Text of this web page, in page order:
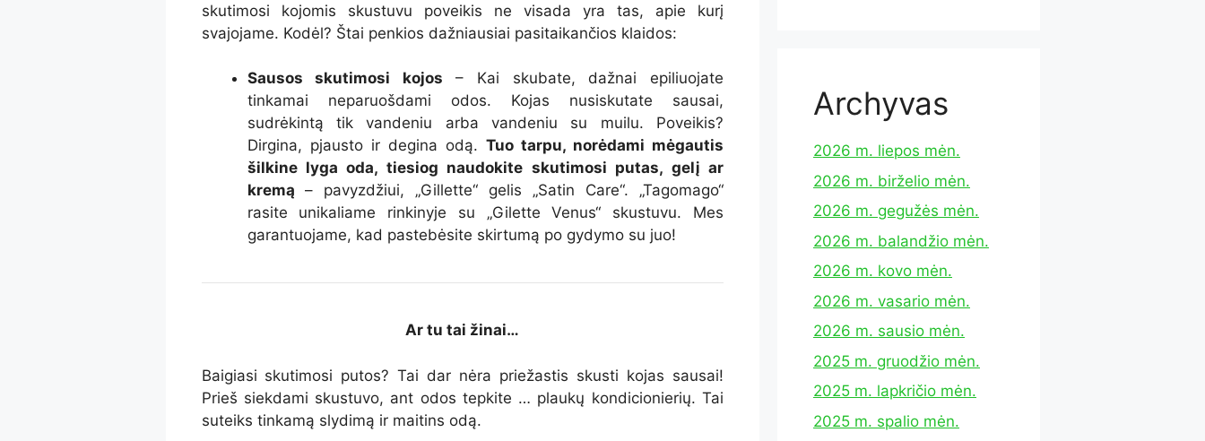
skutimosi kojomis skustuvu poveikis ne visada yra tas, apie kurį
svajojame. Kodėl? Štai penkios dažniausiai pasitaikančios klaidos:
Sausos skutimosi kojos – Kai skubate, dažnai epiliuojate
tinkamai neparuošdami odos. Kojas nusiskutate sausai,
sudrėkintą tik vandeniu arba vandeniu su muilu. Poveikis?
Dirgina, pjausto ir degina odą. Tuo tarpu, norėdami mėgautis
šilkine lyga oda, tiesiog naudokite skutimosi putas, gelį ar
kremą – pavyzdžiui, „Gillette“ gelis „Satin Care“. „Tagomago“
rasite unikaliame rinkinyje su „Gilette Venus“ skustuvu. Mes
garantuojame, kad pastebėsite skirtumą po gydymo su juo!
Ar tu tai žinai…
Baigiasi skutimosi putos? Tai dar nėra priežastis skusti kojas sausai!
Prieš siekdami skustuvo, ant odos tepkite … plaukų kondicionierių. Tai
suteiks tinkamą slydimą ir maitins odą.
Archyvas
2026 m. liepos mėn.
2026 m. birželio mėn.
2026 m. gegužės mėn.
2026 m. balandžio mėn.
2026 m. kovo mėn.
2026 m. vasario mėn.
2026 m. sausio mėn.
2025 m. gruodžio mėn.
2025 m. lapkričio mėn.
2025 m. spalio mėn.